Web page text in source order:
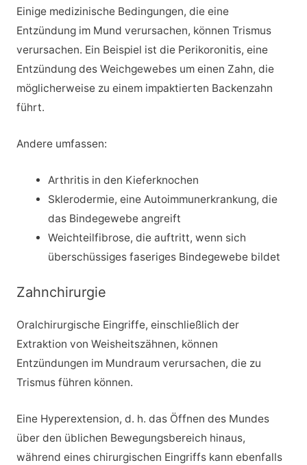
Einige medizinische Bedingungen, die eine
Entzündung im Mund verursachen, können Trismus
verursachen. Ein Beispiel ist die Perikoronitis, eine
Entzündung des Weichgewebes um einen Zahn, die
möglicherweise zu einem impaktierten Backenzahn
führt.
Andere umfassen:
Arthritis in den Kieferknochen
Sklerodermie, eine Autoimmunerkrankung, die
das Bindegewebe angreift
Weichteilfibrose, die auftritt, wenn sich
überschüssiges faseriges Bindegewebe bildet
Zahnchirurgie
Oralchirurgische Eingriffe, einschließlich der
Extraktion von Weisheitszähnen, können
Entzündungen im Mundraum verursachen, die zu
Trismus führen können.
Eine Hyperextension, d. h. das Öffnen des Mundes
über den üblichen Bewegungsbereich hinaus,
während eines chirurgischen Eingriffs kann ebenfalls